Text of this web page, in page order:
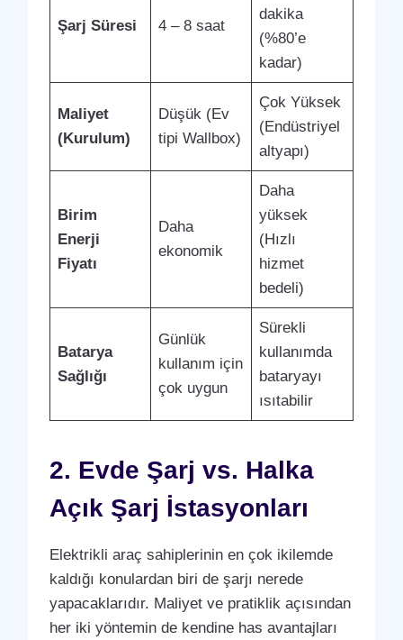
Şarj Süresi 4 – 8 saat
dakika
(%80’e
kadar)
Maliyet
(Kurulum)
Düşük (Ev
tipi Wallbox)
Çok Yüksek
(Endüstriyel
altyapı)
Birim
Enerji
Fiyatı
Daha
ekonomik
Daha
yüksek
(Hızlı
hizmet
bedeli)
Batarya
Sağlığı
Günlük
kullanım için
çok uygun
Sürekli
kullanımda
bataryayı
ısıtabilir
2. Evde Şarj vs. Halka
Açık Şarj İstasyonları
Elektrikli araç sahiplerinin en çok ikilemde
kaldığı konulardan biri de şarjı nerede
yapacaklarıdır. Maliyet ve pratiklik açısından
her iki yöntemin de kendine has avantajları